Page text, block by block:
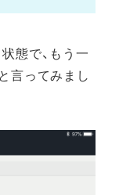
態で、もう一
言ってみまし